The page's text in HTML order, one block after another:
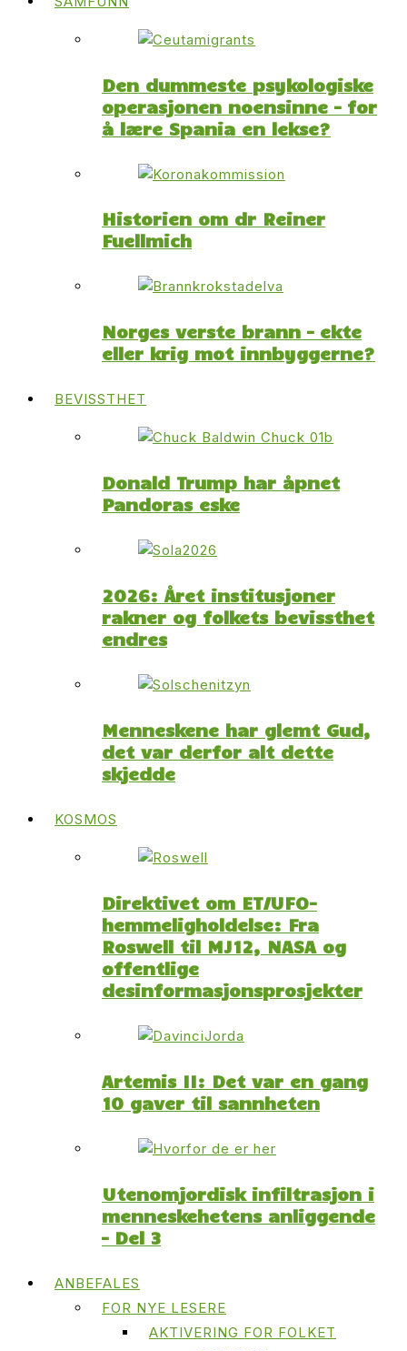
Den dummeste psykologiske
operasjonen noensinne – for
å lære Spania en lekse?
Historien om dr Reiner
Fuellmich
Norges verste brann – ekte
eller krig mot innbyggerne?
BEVISSTHET
Donald Trump har åpnet
Pandoras eske
2026: Året institusjoner
rakner og folkets bevissthet
endres
Menneskene har glemt Gud,
det var derfor alt dette
skjedde
KOSMOS
Direktivet om ET/UFO-
hemmeligholdelse: Fra
Roswell til MJ12, NASA og
offentlige
desinformasjonsprosjekter
Artemis II: Det var en gang
10 gaver til sannheten
Utenomjordisk infiltrasjon i
menneskehetens anliggende
– Del 3
ANBEFALES
FOR NYE LESERE
AKTIVERING FOR FOLKET